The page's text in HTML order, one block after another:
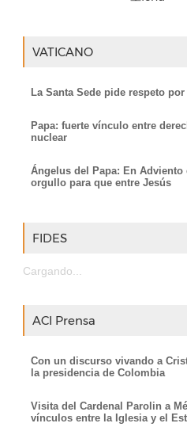
VATICANO
La Santa Sede pide respeto
Papa: fuerte vínculo entre
nuclear
Ángelus del Papa: En
orgullo para que entre Jesús
FIDES
Cargando...
ACI Prensa
Con un discurso vivando a
la presidencia de Colombia
Visita del Cardenal Parolin a
vínculos entre la Iglesia y el